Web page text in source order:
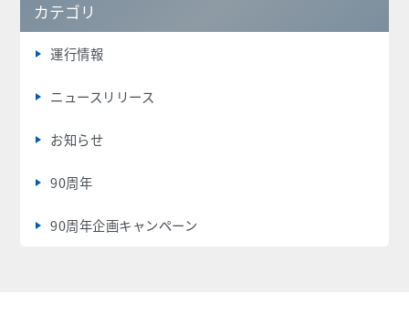
カテゴリ
運行情報
ニュースリリース
お知らせ
90周年
90周年企画キャンペーン